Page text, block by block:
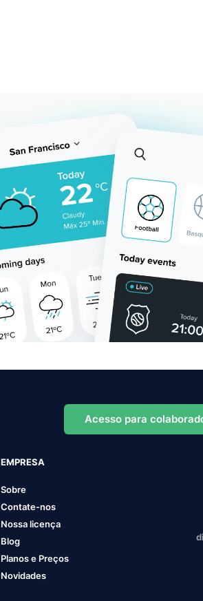
Acesso para
EMPRESA
Sobre
Contate-nos
Nossa licença
Blog
Planos e Preços
Novidades